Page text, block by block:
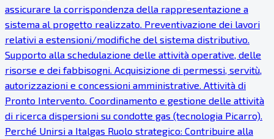
assicurare la corrispondenza della rappresentazione a
sistema al progetto realizzato. Preventivazione dei lavori
relativi a estensioni/modifiche del sistema distributivo.
Supporto alla schedulazione delle attività operative, delle
risorse e dei fabbisogni. Acquisizione di permessi, servitù,
autorizzazioni e concessioni amministrative. Attività di
Pronto Intervento. Coordinamento e gestione delle attività
di ricerca dispersioni su condotte gas (tecnologia Picarro).
Perché Unirsi a Italgas Ruolo strategico: Contribuire alla